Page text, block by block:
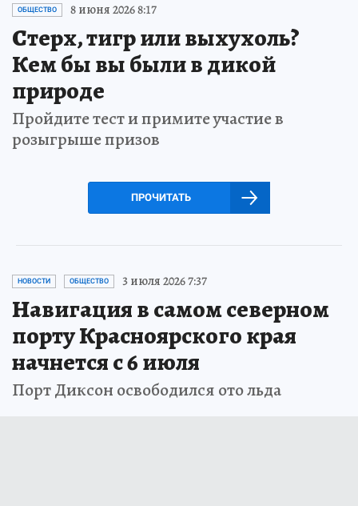
ОБЩЕСТВО 8 июня 2026 8:17
Стерх, тигр или выхухоль?
Кем бы вы были в дикой
природе
Пройдите тест и примите участие в
розыгрыше призов
ПРОЧИТАТЬ
НОВОСТИ ОБЩЕСТВО 3 июля 2026 7:37
Навигация в самом северном
порту Красноярского края
начнется с 6 июля
Порт Диксон освободился ото льда